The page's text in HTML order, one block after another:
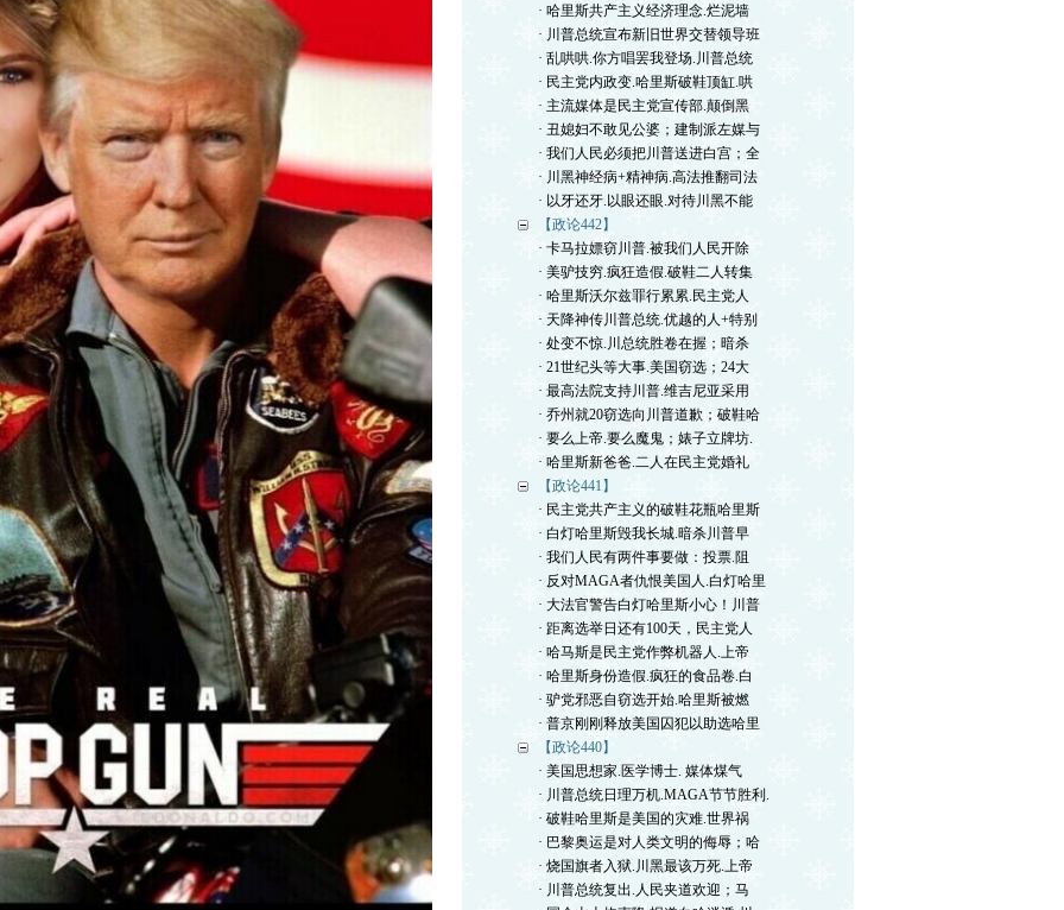
· 哈里斯共产主义经济理念.烂泥墙
· 川普总统宣布新旧世界交替领导班
· 乱哄哄.你方唱罢我登场.川普总统
· 民主党内政变.哈里斯破鞋顶缸.哄
· 主流媒体是民主党宣传部.颠倒黑
· 丑媳妇不敢见公婆；建制派左媒与
· 我们人民必须把川普送进白宫；全
· 川黑神经病+精神病.高法推翻司法
· 以牙还牙.以眼还眼.对待川黑不能
【政论442】
· 卡马拉嫖窃川普.被我们人民开除
· 美驴技穷.疯狂造假.破鞋二人转集
· 哈里斯沃尔兹罪行累累.民主党人
· 天降神传川普总统.优越的人+特别
· 处变不惊.川总统胜卷在握；暗杀
· 21世纪头等大事.美国窃选；24大
· 最高法院支持川普.维吉尼亚采用
· 乔州就20窃选向川普道歉；破鞋哈
· 要么上帝.要么魔鬼；婊子立牌坊.
· 哈里斯新爸爸.二人在民主党婚礼
【政论441】
· 民主党共产主义的破鞋花瓶哈里斯
· 白灯哈里斯毁我长城.暗杀川普早
· 我们人民有两件事要做：投票.阻
· 反对MAGA者仇恨美国人.白灯哈里
· 大法官警告白灯哈里斯小心！川普
· 距离选举日还有100天，民主党人
· 哈马斯是民主党作弊机器人.上帝
· 哈里斯身份造假.疯狂的食品卷.白
· 驴党邪恶自窃选开始.哈里斯被燃
· 普京刚刚释放美国囚犯以助选哈里
【政论440】
· 美国思想家.医学博士. 媒体煤气
· 川普总统日理万机.MAGA节节胜利.
· 破鞋哈里斯是美国的灾难.世界祸
· 巴黎奥运是对人类文明的侮辱；哈
· 烧国旗者入狱.川黑最该万死.上帝
· 川普总统复出.人民夹道欢迎；马